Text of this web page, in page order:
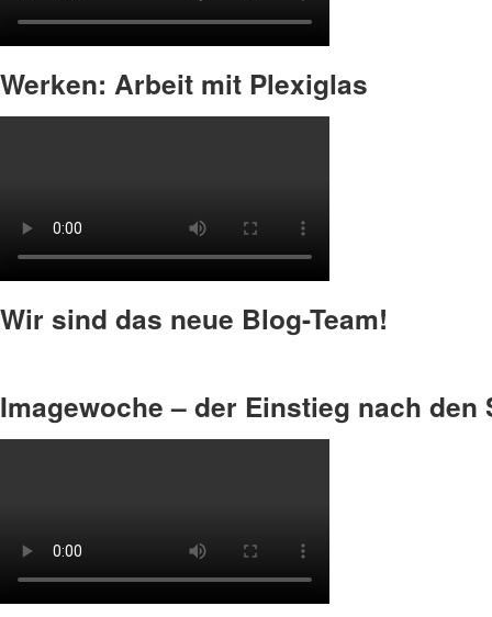
Werken: Arbeit mit Plexiglas
Wir sind das neue Blog-Team!
Imagewoche – der Einstieg nach den